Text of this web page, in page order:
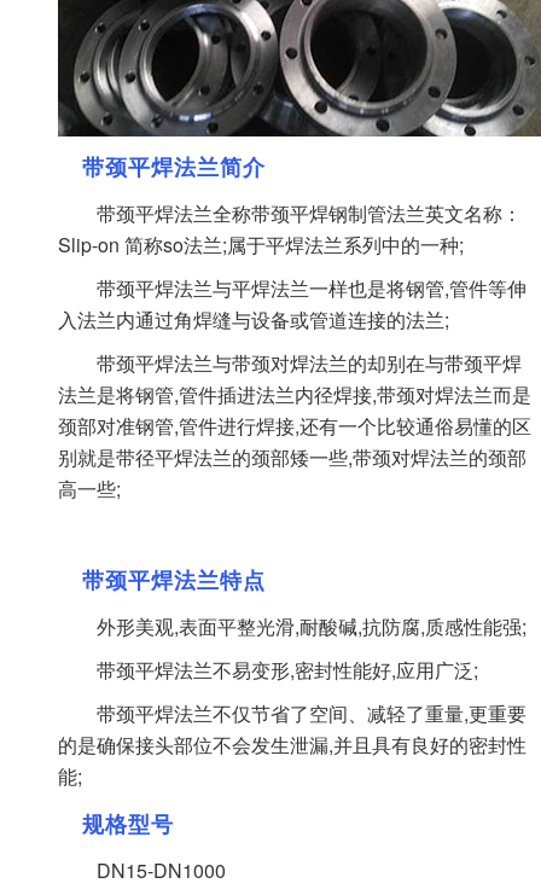
带颈平焊法兰简介
带颈平焊法兰全称带颈平焊钢制管法兰英文名称：
Slip-on 简称so法兰;属于平焊法兰系列中的一种;
带颈平焊法兰与平焊法兰一样也是将钢管,管件等伸
入法兰内通过角焊缝与设备或管道连接的法兰;
带颈平焊法兰与带颈对焊法兰的却别在与带颈平焊
法兰是将钢管,管件插进法兰内径焊接,带颈对焊法兰而是
颈部对准钢管,管件进行焊接,还有一个比较通俗易懂的区
别就是带径平焊法兰的颈部矮一些,带颈对焊法兰的颈部
高一些;
带颈平焊法兰特点
外形美观,表面平整光滑,耐酸碱,抗防腐,质感性能强;
带颈平焊法兰不易变形,密封性能好,应用广泛;
带颈平焊法兰不仅节省了空间、减轻了重量,更重要
的是确保接头部位不会发生泄漏,并且具有良好的密封性
能;
规格型号
DN15-DN1000